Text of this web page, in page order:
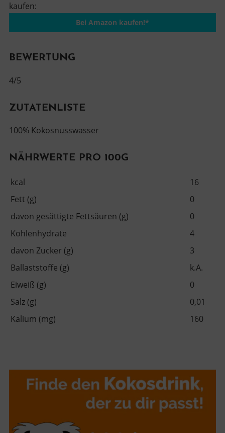
kaufen:
Bei Amazon kaufen!*
BEWERTUNG
4/5
ZUTATENLISTE
100% Kokosnusswasser
NÄHRWERTE PRO 100G
kcal
16
Fett (g)
0
davon gesättigte Fettsäuren (g)
0
Kohlenhydrate
4
davon Zucker (g)
3
Ballaststoffe (g)
k.A.
Eiweiß (g)
0
Salz (g)
0,01
Kalium (mg)
160